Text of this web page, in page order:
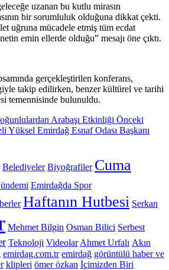
uzanan bu kutlu mirasın
bir sorumluluk olduğuna dikkat çekti.
uğruna mücadele etmiş tüm ecdat
emin ellerde olduğu” mesajı öne çıktı.
gerçekleştirilen konferans,
takip edilirken, benzer kültürel ve tarihi
temennisinde bulunuldu.
Arabaşı Etkinliği Önceki
Yüksel Emirdağ Esnaf Odası Başkanı
Belediyeler Biyoğrafiler Cuma
Emirdağda Spor
Haftanın Hutbesi Serkan
Mehmet Bilgin Osman Bilici Serbest
Teknoloji Videolar Ahmet Urfalı Akın
emirdag.com.tr emirdağ görüntülü haber ve
klipleri ömer özkan İçimizden Biri